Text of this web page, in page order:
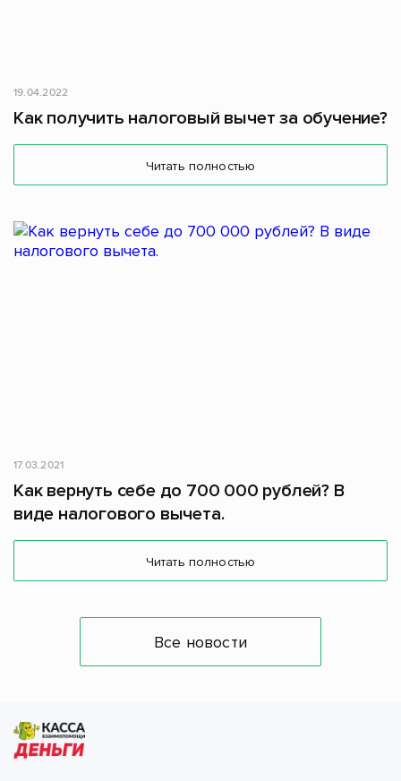
19.04.2022
Как получить налоговый вычет за обучение?
Читать полностью
17.03.2021
Как вернуть себе до 700 000 рублей? В
виде налогового вычета.
Читать полностью
Все новости